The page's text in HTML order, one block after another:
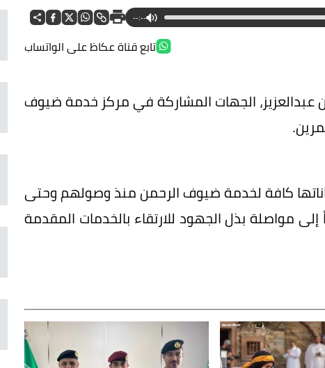
--:--
تابع قناة عكاظ على الواتساب
الجهات المشاركة في مركز خدمة ضيوف
كافة لخدمة ضيوف الرحمن منذ وصولهم وحتى
مواصلة بذل الجهود للارتقاء بالخدمات المقدمة